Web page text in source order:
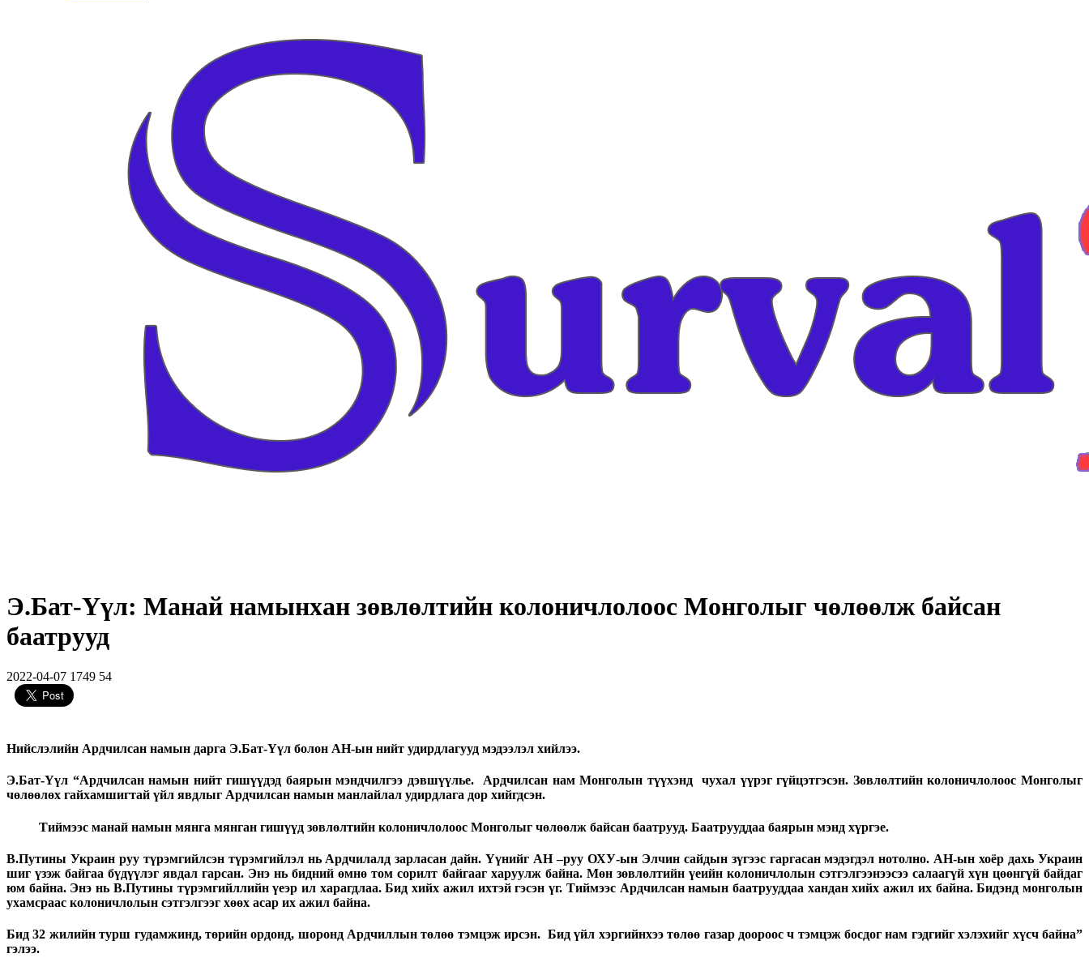
Э.Бат-Үүл: Манай намынхан зөвлөлтийн колоничлолоос Монголыг чөлөөлж байсан
баатрууд
2022-04-07 1749 54
Нийслэлийн Ардчилсан намын дарга Э.Бат-Үүл болон АН-ын нийт удирдлагууд мэдээлэл хийлээ.
Э.Бат-Үүл “Ардчилсан намын нийт гишүүдэд баярын мэндчилгээ дэвшүүлье. Ардчилсан нам Монголын түүхэнд чухал үүрэг гүйцэтгэсэн. Зөвлөлтийн колоничлолоос Монголыг
чөлөөлөх гайхамшигтай үйл явдлыг Ардчилсан намын манлайлал удирдлага дор хийгдсэн.
Тиймээс манай намын мянга мянган гишүүд зөвлөлтийн колоничлолоос Монголыг чөлөөлж байсан баатрууд. Баатрууддаа баярын мэнд хүргэе.
В.Путины Украин руу түрэмгийлсэн түрэмгийлэл нь Ардчилалд зарласан дайн. Үүнийг АН –руу ОХУ-ын Элчин сайдын зүгээс гаргасан мэдэгдэл нотолно. АН-ын хоёр дахь Украин
шиг үзэж байгаа бүдүүлэг явдал гарсан. Энэ нь бидний өмнө том сорилт байгааг харуулж байна. Мөн зөвлөлтийн үеийн колоничлолын сэтгэлгээнээсээ салаагүй хүн цөөнгүй байдаг
юм байна. Энэ нь В.Путины түрэмгийллийн үеэр ил харагдлаа. Бид хийх ажил ихтэй гэсэн үг. Тиймээс Ардчилсан намын баатрууддаа хандан хийх ажил их байна. Бидэнд монголын
ухамсраас колоничлолын сэтгэлгээг хөөх асар их ажил байна.
Бид 32 жилийн турш гудамжинд, төрийн ордонд, шоронд Ардчиллын төлөө тэмцэж ирсэн. Бид үйл хэргийнхээ төлөө газар доороос ч тэмцэж босдог нам гэдгийг хэлэхийг хүсч байна”
гэлээ.